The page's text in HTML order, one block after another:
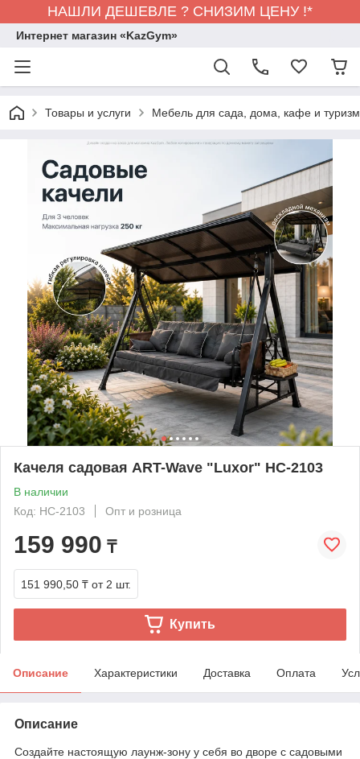
НАШЛИ ДЕШЕВЛЕ ? СНИЗИМ ЦЕНУ !*
Интернет магазин «KazGym»
Товары и услуги Мебель для сада, дома, кафе и
Качеля садовая ART-Wave "Luxor" HC-2103
В наличии
Код: HC-2103
Опт и розница
159 990 ₸
151 990,50 ₸ от 2 шт.
Купить
Описание Характеристики Доставка Оплата
Описание
Создайте настоящую лаунж-зону у себя во дворе с садовыми